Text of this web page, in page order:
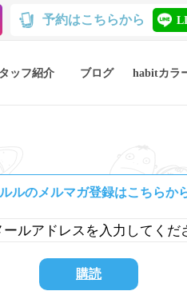
予約はこちらから
ッフ紹介 ブログ habitカラ
ルのメルマガ登録はこちらか